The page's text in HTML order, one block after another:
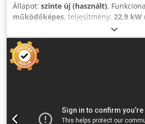
Állapot: szinte új (használt),
működőképes, teljesítmény: 22,9 kW
, szín:
2 570 kg, Gyártási év:2015,
VO tandem henger oszcillációval
üzemóra Dkedpfxezhkldj Af Aor 22,9
570 kg - 3 470 kg Szegélyvágókerék